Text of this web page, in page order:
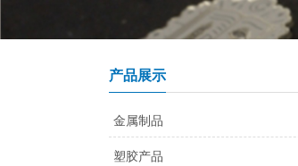
产品展示
金属制品
塑胶产品